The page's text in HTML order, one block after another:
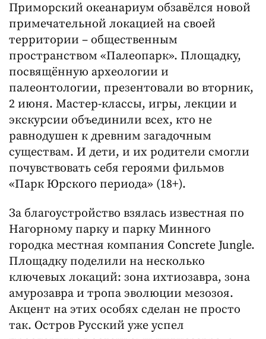
Приморский океанариум обзавёлся новой
примечательной локацией на своей
территории – общественным
пространством «Палеопарк». Площадку,
посвящённую археологии и
палеонтологии, презентовали во вторник,
2 июня. Мастер-классы, игры, лекции и
экскурсии объединили всех, кто не
равнодушен к древним загадочным
существам. И дети, и их родители смогли
почувствовать себя героями фильмов
«Парк Юрского периода» (18+).
За благоустройство взялась известная по
Нагорному парку и парку Минного
городка местная компания Concrete Jungle.
Площадку поделили на несколько
ключевых локаций: зона ихтиозавра, зона
амурозавра и тропа эволюции мезозоя.
Акцент на этих особях сделан не просто
так. Остров Русский уже успел